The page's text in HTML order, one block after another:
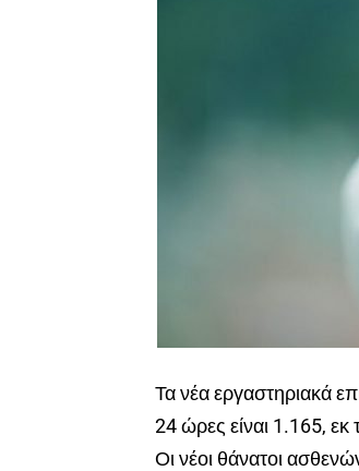
Τα νέα εργαστηριακά
24 ώρες είναι 1.165, εκ
Οι νέοι θάνατοι